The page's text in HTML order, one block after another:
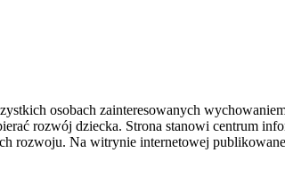
osobach zainteresowanych
rozwój dziecka. Strona stanowi centrum
rozwoju. Na witrynie internetowej